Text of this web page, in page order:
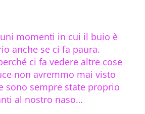
momenti in cui il buio è
anche se ci fa paura.
ci fa vedere altre cose
non avremmo mai visto
sono sempre state proprio
al nostro naso…